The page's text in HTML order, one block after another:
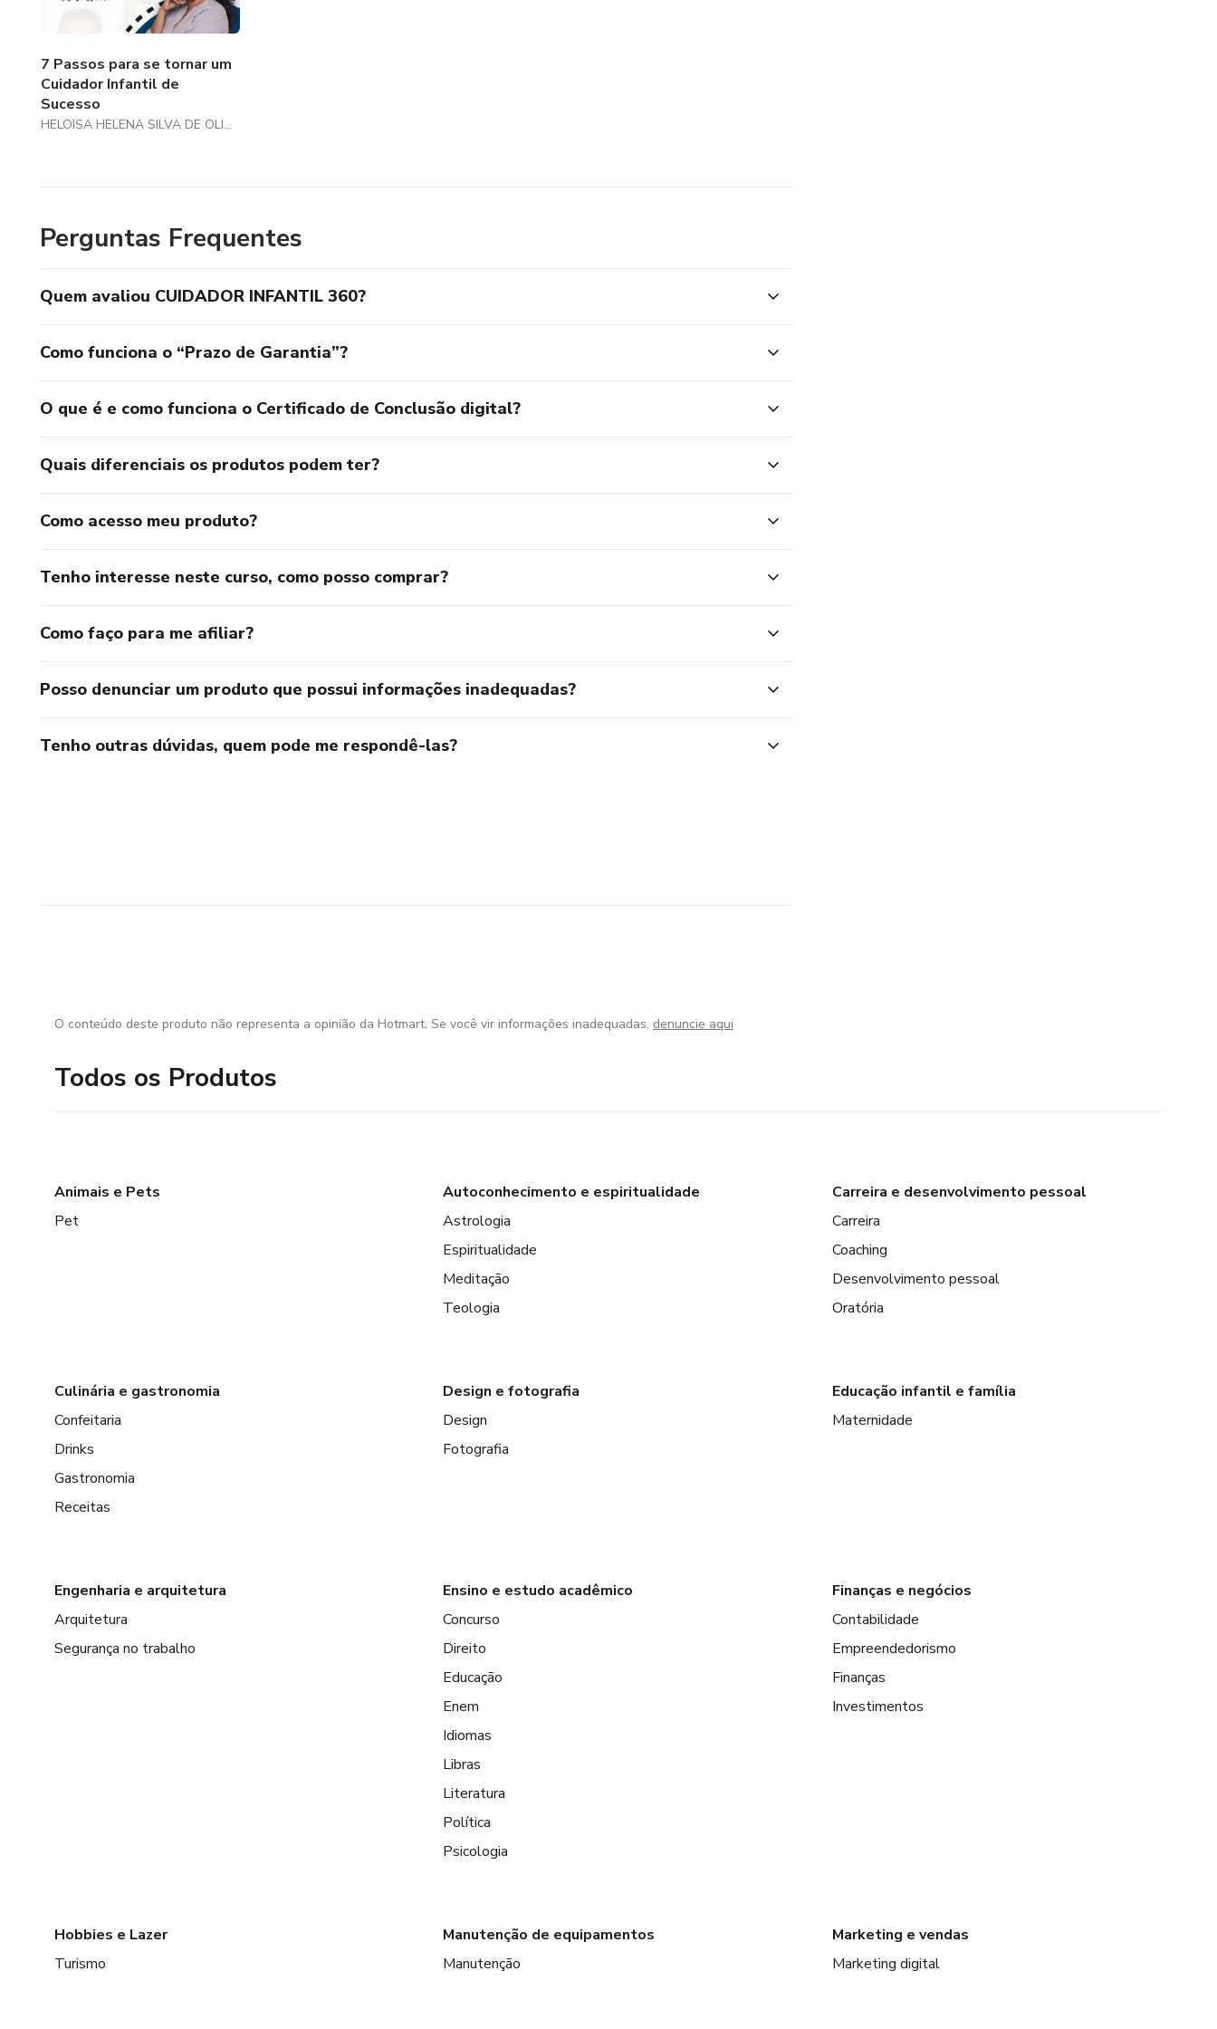
7 Passos para se tornar um
Cuidador Infantil de
Sucesso
HELOISA HELENA SILVA DE OLIVEIRA
Perguntas Frequentes
Quem avaliou CUIDADOR INFANTIL 360?
Como funciona o “Prazo de Garantia”?
O que é e como funciona o Certificado de Conclusão digital?
Quais diferenciais os produtos podem ter?
Como acesso meu produto?
Tenho interesse neste curso, como posso comprar?
Como faço para me afiliar?
Posso denunciar um produto que possui informações inadequadas?
Tenho outras dúvidas, quem pode me respondê-las?
O conteúdo deste produto não representa a opinião da Hotmart. Se você vir informações inadequadas, denuncie aqui
Todos os Produtos
Animais e Pets
Pet
Autoconhecimento e espiritualidade
Astrologia
Espiritualidade
Meditação
Teologia
Carreira e desenvolvimento pessoal
Carreira
Coaching
Desenvolvimento pessoal
Oratória
Culinária e gastronomia
Confeitaria
Drinks
Gastronomia
Receitas
Design e fotografia
Design
Fotografia
Educação infantil e família
Maternidade
Engenharia e arquitetura
Arquitetura
Segurança no trabalho
Ensino e estudo acadêmico
Concurso
Direito
Educação
Enem
Idiomas
Libras
Literatura
Política
Psicologia
Finanças e negócios
Contabilidade
Empreendedorismo
Finanças
Investimentos
Hobbies e Lazer
Turismo
Manutenção de equipamentos
Manutenção
Marketing e vendas
Marketing digital